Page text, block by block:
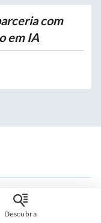
com
em IA
Descubra